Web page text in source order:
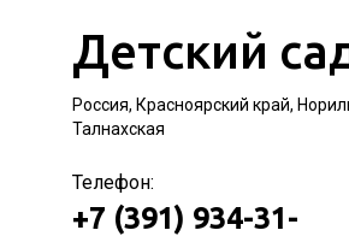
Детский
Россия, Красноярский край,
Талнахская
Телефон:
+7 (391) 934-31-